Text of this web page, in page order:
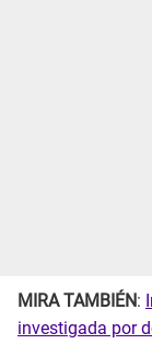
MIRA TAMBIÉN:
investigada por